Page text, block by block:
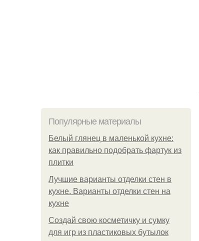
Популярные материалы
Белый глянец в маленькой кухне:
как правильно подобрать фартук из
плитки
Лучшие варианты отделки стен в
кухне. Варианты отделки стен на
кухне
Создай свою косметичку и сумку
для игр из пластиковых бутылок